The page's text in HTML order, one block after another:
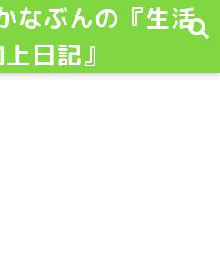
なぶんの『生活
日記』